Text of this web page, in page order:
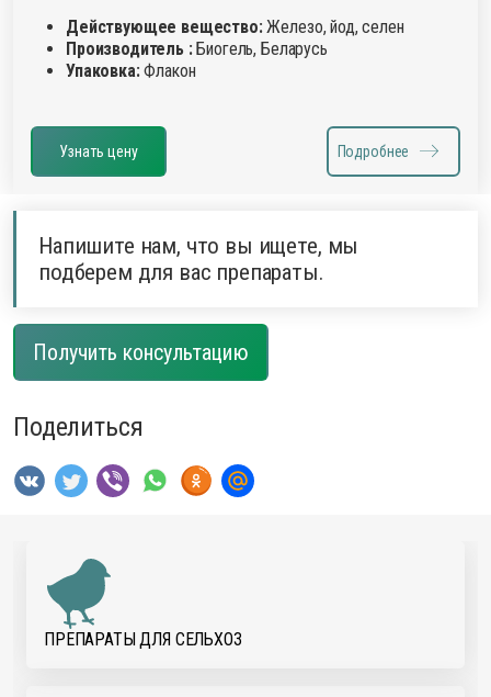
Действующее вещество:Железо, йод, селен
Производитель :Биогель, Беларусь
Упаковка:Флакон
Узнать цену Подробнее
Напишите нам, что вы ищете, мы
подберем для вас препараты.
Получить консультацию
Поделиться
ПРЕПАРАТЫ ДЛЯ CЕЛЬХОЗ